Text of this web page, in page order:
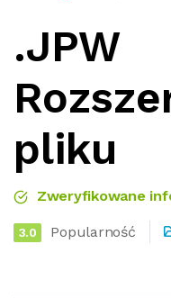
.JPW
pliku
Zweryfikowane
3.0 Popularność